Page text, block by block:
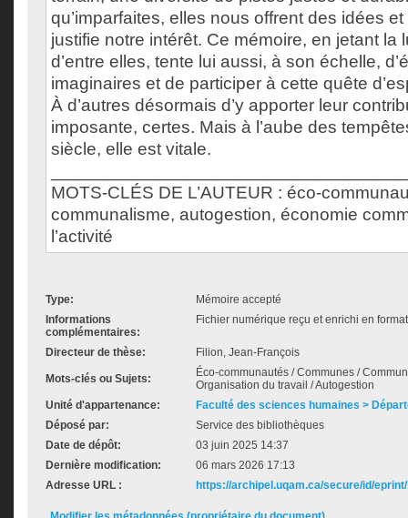
qu’imparfaites, elles nous offrent des idées et
justifie notre intérêt. Ce mémoire, en jetant la
d’entre elles, tente lui aussi, à son échelle,
imaginaires et de participer à cette quête
À d’autres désormais d’y apporter leur
imposante, certes. Mais à l’aube des
siècle, elle est vitale.
MOTS-CLÉS DE L’AUTEUR : éco-
communalisme, autogestion, économie
l’activité
Type:
Mémoire accepté
Informations
complémentaires:
Fichier numérique reçu et enrichi en
Directeur de thèse: Filion, Jean-François
Mots-clés ou Sujets:
Éco-communautés / Communes /
Organisation du travail / Autogestion
Unité d'appartenance:
Faculté des sciences humaines >
Déposé par:
Service des bibliothèques
Date de dépôt:
03 juin 2025 14:37
Dernière modification:
06 mars 2026 17:13
Adresse URL :
https://archipel.uqam.ca/secure/id/